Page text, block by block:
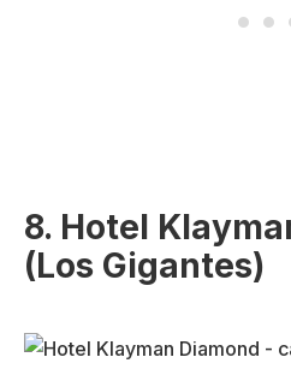
8. Hotel
(Los Gigantes)